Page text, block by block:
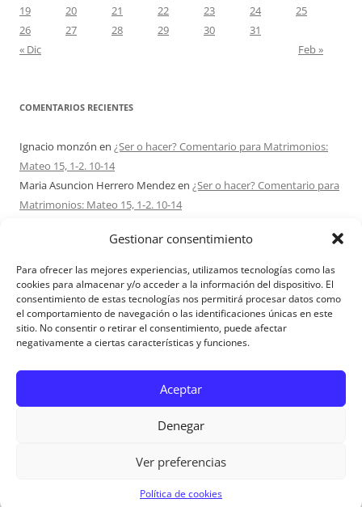
Gestionar consentimiento
Para ofrecer las mejores experiencias, utilizamos tecnologías como las
cookies para almacenar y/o acceder a la información del dispositivo. El
consentimiento de estas tecnologías nos permitirá procesar datos como
el comportamiento de navegación o las identificaciones únicas en este
sitio. No consentir o retirar el consentimiento, puede afectar
negativamente a ciertas características y funciones.
Aceptar
Denegar
Ver preferencias
Política de cookies
19
20 21 22 23 24
25
26
27 28 29 30
31
« Dic
Feb »
COMENTARIOS RECIENTES
Ignacio monzón en ¿Ser o hacer? Comentario para Matrimonios:
Mateo 15, 1-2. 10-14
Maria Asuncion Herrero Mendezen ¿Ser o hacer? Comentario para
Matrimonios: Mateo 15, 1-2. 10-14
7 – 9 AGOSTO 2026
Ezio Vendrame
en
Acudid siempre al Señor. Comentario para
Matrimonios: san Mateo 14, 22-36
SofienAcerca de Proyecto Amor Conyugal
Política de privacidad|